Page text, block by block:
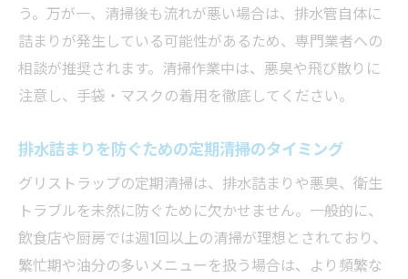
う。万が一、清掃後も流れが悪い場合は、排水管自体に
詰まりが発生している可能性があるため、専門業者への
相談が推奨されます。清掃作業中は、悪臭や飛び散りに
注意し、手袋・マスクの着用を徹底してください。
排水詰まりを防ぐための定期清掃のタイミング
グリストラップの定期清掃は、排水詰まりや悪臭、衛生
トラブルを未然に防ぐために欠かせません。一般的に、
飲食店や厨房では週1回以上の清掃が理想とされており、
繁忙期や油分の多いメニューを扱う場合は、より頻繁な